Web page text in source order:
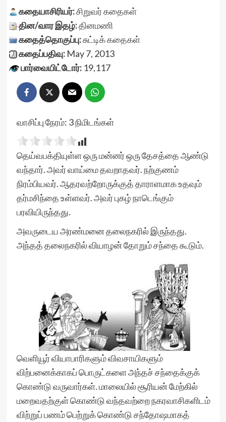
கதையாசிரியர்:சிறுவர் கதைகள்
தின/வார இதழ்:தினமணி
கதைத்தொகுப்பு:சுட்டிக் கதைகள்
கதைப்பதிவு:May 7, 2013
பார்வையிட்டோர்:19,117
வாசிப்பு நேரம்: 3நிமிடங்கள்
தெய்வபக்தியுள்ள ஒரு மன்னர் ஒரு தேசத்தை ஆண்டு
வந்தார். அவர் வாய்மை தவறாதவர். நற்குணம்
நிரம்பியவர். ஆதரவற்றோருக்குத் தாராளமாக உதவும்
தர்மசிந்தை உள்ளவர். அவர் புகழ் நாடெங்கும்
பரவியிருந்தது.
அவருடைய அரண்மனை தலைநகரில் இருந்தது.
அந்தத் தலைநகரில் வியாழன் தோறும் சந்தை கூடும்.
வெளியூர் வியாபாரிகளும் விவசாயிகளும்
விற்பனைக்காகப் பொருட்களை அந்தச் சந்தைக்குக்
கொண்டு வருவார்கள். மாலையில் சூரியன் மேற்கில்
மறைவதற்குள் கொண்டு வந்தவற்றை நகரவாசிகளிடம்
விற்றுப் பணம் பெற்றுக் கொண்டு சந்தோஷமாகத்